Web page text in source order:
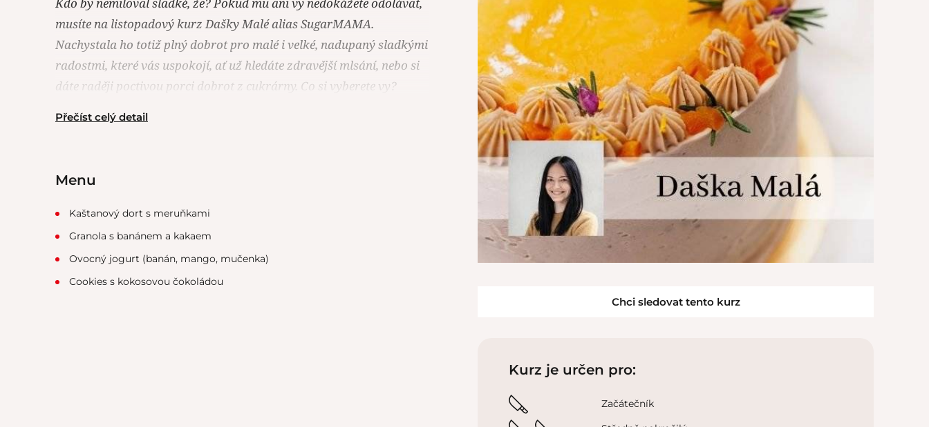
Chci sledovat tento kurz
Kurz je určen pro:
Začátečník
musíte na listopadový kurz Dašky Malé alias SugarMAMA.
Nachystala ho totiž plný dobrot pro malé i velké, nadupaný sladkými
radostmi, které vás uspokojí, ať už hledáte zdravější mlsání, nebo si
dáte raději poctivou porci dobrot z cukrárny. Co si vyberete vy?
Přečíst celý detail
Menu
Kaštanový dort s meruňkami
Granola s banánem a kakaem
Ovocný jogurt (banán, mango, mučenka)
Cookies s kokosovou čokoládou